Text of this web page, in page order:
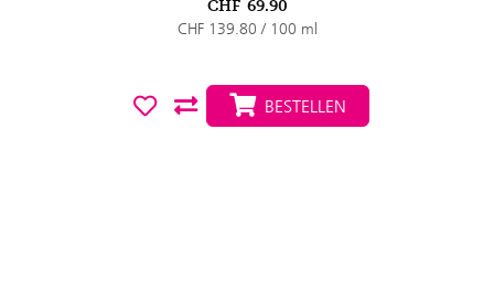
CHF 69.90
CHF 139.80 / 100 ml
BESTELLEN